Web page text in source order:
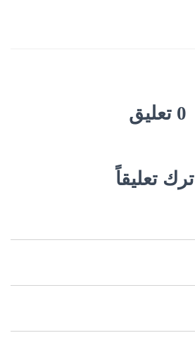
0 تعليق
اترك تعليقاً